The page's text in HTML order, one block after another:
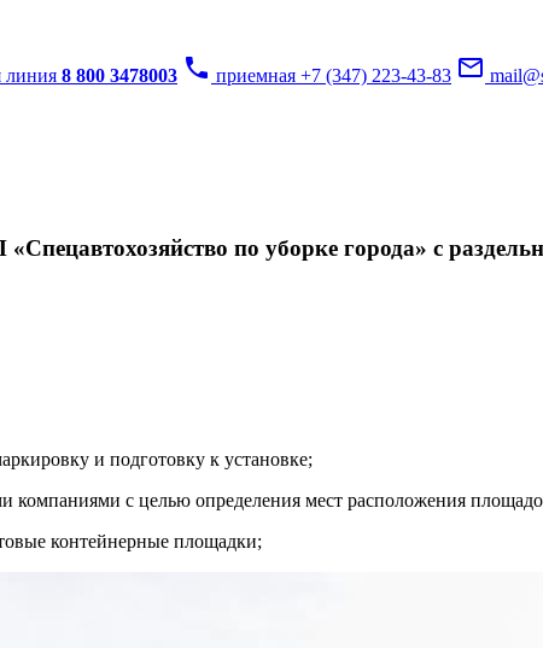
линия 8 800 3478003 phone приемная +7 (347) 223-43-83 mail_outline
по уборке города» с
и подготовку к установке;
компаниями с целью определения мест расположения
контейнерные площадки;